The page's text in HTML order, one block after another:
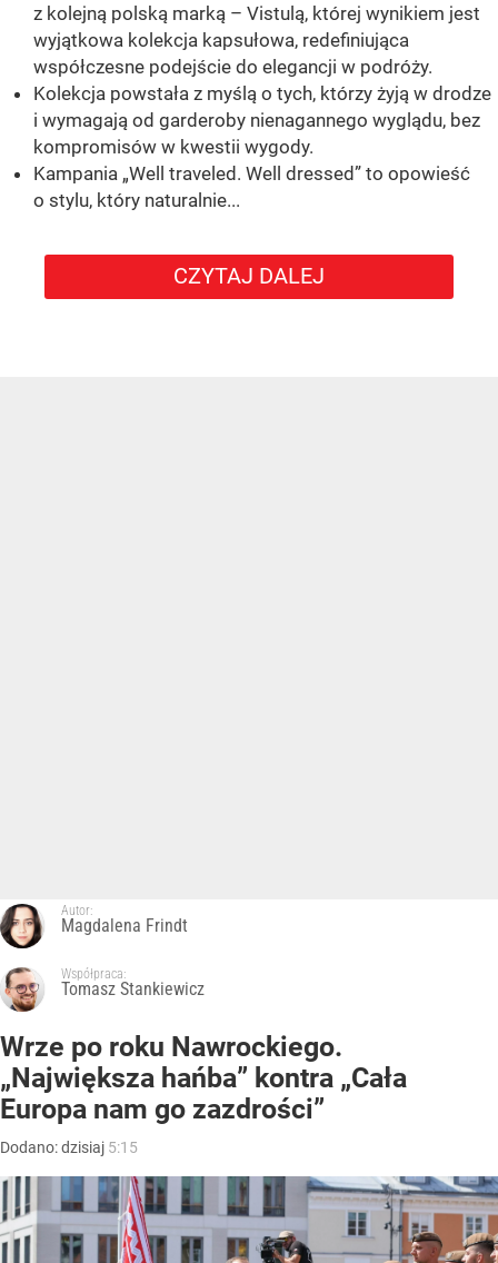
z kolejną polską marką – Vistulą, której wynikiem jest
wyjątkowa kolekcja kapsułowa, redefiniująca
współczesne podejście do elegancji w podróży.
Kolekcja powstała z myślą o tych, którzy żyją w drodze
i wymagają od garderoby nienagannego wyglądu, bez
kompromisów w kwestii wygody.
Kampania „Well traveled. Well dressed” to opowieść
o stylu, który naturalnie...
CZYTAJ DALEJ
Autor:
Magdalena Frindt
Współpraca:
Tomasz Stankiewicz
Wrze po roku Nawrockiego.
„Największa hańba” kontra „Cała
Europa nam go zazdrości”
Dodano:dzisiaj 5:15